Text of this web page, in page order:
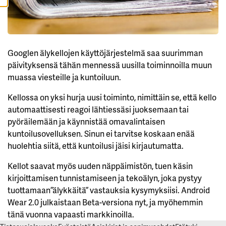
L
Ä
K
A
I
Y
Ä
K
S
Y
K
A
I
K
K
E
V
Ä
T
E
E
T
Googlen älykellojen käyttöjärjestelmä saa suurimman
päivityksensä tähän mennessä uusilla toiminnoilla muun
muassa viesteille ja kuntoiluun.
Kellossa on yksi hurja uusi toiminto, nimittäin se, että kello
automaattisesti reagoi lähtiessäsi juoksemaan tai
pyöräilemään ja käynnistää omavalintaisen
kuntoilusovelluksen. Sinun ei tarvitse koskaan enää
huolehtia siitä, että kuntoilusi jäisi kirjautumatta.
Kellot saavat myös uuden näppäimistön, tuen käsin
kirjoittamisen tunnistamiseen ja tekoälyn, joka pystyy
tuottamaan ”älykkäitä” vastauksia kysymyksiisi. Android
Wear 2.0 julkaistaan Beta-versiona nyt, ja myöhemmin
tänä vuonna vapaasti markkinoilla.